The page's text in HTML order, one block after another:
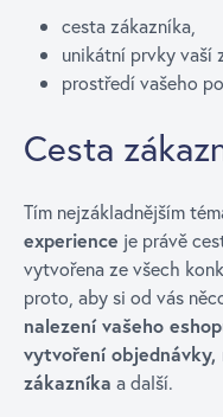
cesta zákazníka,
unikátní prvky vaší
prostředí vašeho
Cesta
Tím nejzákladnějším
experience je právě
vytvořena ze všech
proto, aby si od vás
nalezení vašeho
vytvoření objednávky,
zákazníka a další.